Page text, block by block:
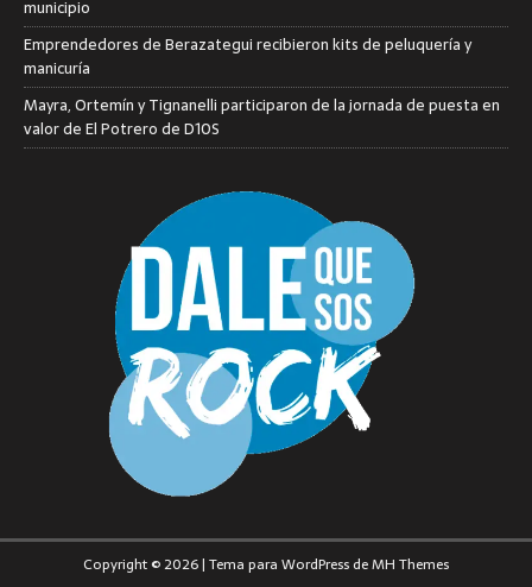
municipio
Emprendedores de Berazategui recibieron kits de peluquería y
manicuría
Mayra, Ortemín y Tignanelli participaron de la jornada de puesta en
valor de El Potrero de D10S
Copyright © 2026 | Tema para WordPress deMH Themes